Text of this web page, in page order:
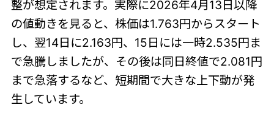
整が想定されます。実際に2026年4月13日以降
の値動きを見ると、株価は1.763円からスタート
し、翌14日に2.163円、15日には一時2.535円ま
で急騰しましたが、その後は同日終値で2.081円
まで急落するなど、短期間で大きな上下動が発
生しています。